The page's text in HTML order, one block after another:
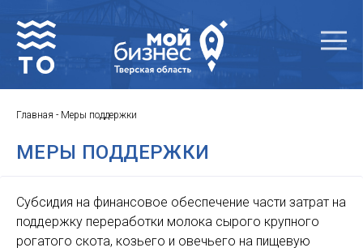
Главная - Меры поддержки
МЕРЫ ПОДДЕРЖКИ
Субсидия на финансовое обеспечение части затрат на
поддержку переработки молока сырого крупного
рогатого скота, козьего и овечьего на пищевую